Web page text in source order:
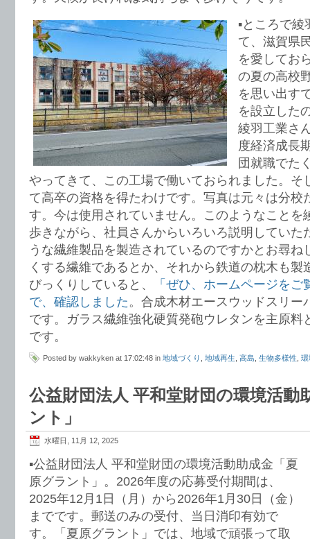
▪️ところで
て、滋賀県
を愛してお
の夏の高校
を思い出す
を設立した
綾羽工業さ
度経済成長
団就職でた
やってきて、この工場で働いておられました。そ
て高卒の資格を得たわけです。写真は元々は分校
す。今は使用されていません。このようなことを
歩きながら、社員さんからいろいろ説明していた
うな繊維製品を製造されているのですかとお尋ね
くする繊維であるとか、それから鉄道の枕木も製
びっくりしていると、
「ぜひ、ホームページを
で、確認しました 。合成木材エースウッドスリー
です。ガラス繊維強化硬質発砲ウレタンを主原料
です。
Posted by wakkyken at 17:02:48 in 地域づくり 地域再生 高島 生物多様性 環
公益財団法人 平和堂財団の環境活動
ント」
水曜日, 11月 12, 2025
▪️公益財団法人 平和堂財団の環境活動助成金「夏
原グラント」。2026年度の応募受付期間は、
2025年12月1日（月）から2026年1月30日（金）
までです。郵送のみの受付、当日消印有効で
す。「夏原グラント」では、地域で頑張って取